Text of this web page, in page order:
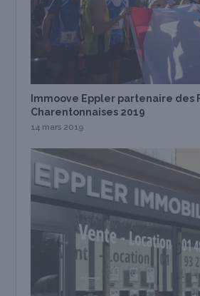
Immoove Eppler partenaire des
Charentonnaises 2019
14 mars 2019